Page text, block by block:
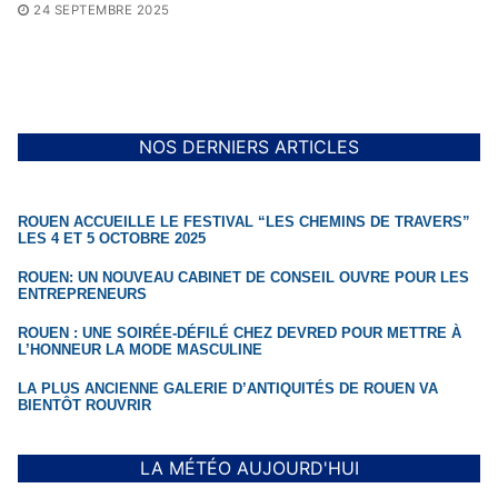
24 SEPTEMBRE 2025
NOS DERNIERS ARTICLES
ROUEN ACCUEILLE LE FESTIVAL “LES CHEMINS DE TRAVERS”
LES 4 ET 5 OCTOBRE 2025
ROUEN: UN NOUVEAU CABINET DE CONSEIL OUVRE POUR LES
ENTREPRENEURS
ROUEN : UNE SOIRÉE-DÉFILÉ CHEZ DEVRED POUR METTRE À
L’HONNEUR LA MODE MASCULINE
LA PLUS ANCIENNE GALERIE D’ANTIQUITÉS DE ROUEN VA
BIENTÔT ROUVRIR
LA MÉTÉO AUJOURD'HUI